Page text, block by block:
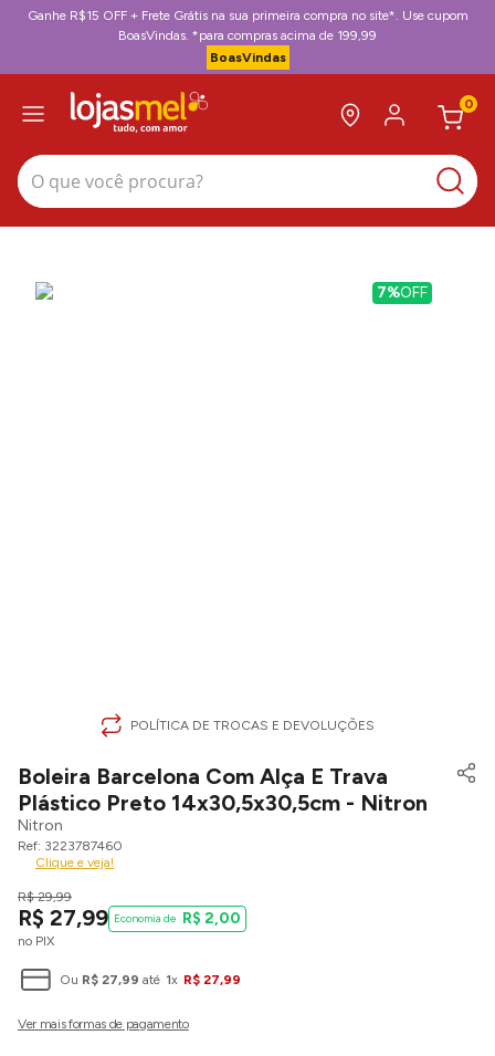
Ganhe R$15 OFF + Frete Grátis na sua primeira compra no site*. Use cupom
BoasVindas. *para compras acima de 199,99
BoasVindas
0
O que você procura?
7%OFF
POLÍTICA DE TROCAS E DEVOLUÇÕES
Boleira Barcelona Com Alça E Trava
Plástico Preto 14x30,5x30,5cm - Nitron
Nitron
3223787460
Clique e veja!
R$ 29,99
R$ 27,99
no PIX
R$ 2,00
Ou R$ 27,99 até 1x R$ 27,99